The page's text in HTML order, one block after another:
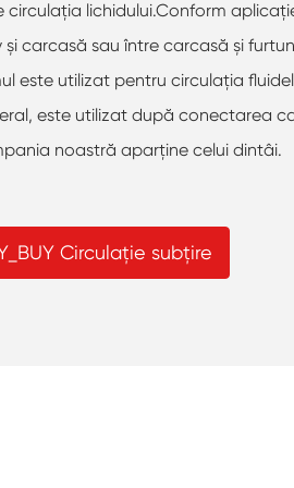
circulația lichidului.Conform
și carcasă sau între carcasă și
este utilizat pentru circulația
este utilizat după conectarea
noastră aparţine celui dintâi.
Circulație subțire